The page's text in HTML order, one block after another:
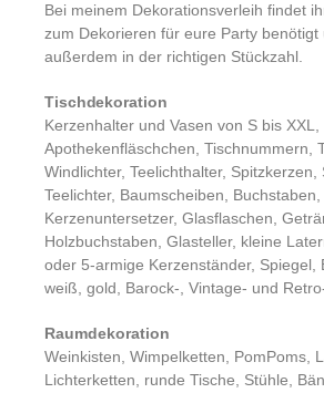
Bei meinem Dekorationsverleih findet
zum Dekorieren für eure Party benötigt
außerdem in der richtigen Stückzahl.
Tischdekoration
Kerzenhalter und Vasen von S bis XXL,
Apothekenfläschchen, Tischnummern,
Windlichter, Teelichthalter, Spitzkerzen,
Teelichter, Baumscheiben, Buchstaben,
Kerzenuntersetzer, Glasflaschen,
Holzbuchstaben, Glasteller, kleine
oder 5-armige Kerzenständer, Spiegel,
weiß, gold, Barock-, Vintage- und
Raumdekoration
Weinkisten, Wimpelketten, PomPoms,
Lichterketten, runde Tische, Stühle,